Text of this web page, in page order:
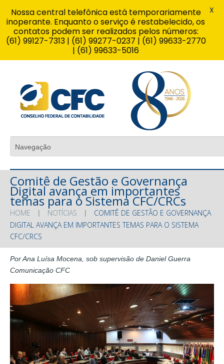
Comitê de Gestão e Governança
Digital avança em importantes
temas para o Sistema CFC/CRCs
HOME NOTÍCIAS
COMITÊ DE GESTÃO E GOVERNANÇA
DIGITAL AVANÇA EM IMPORTANTES TEMAS PARA O SISTEMA
CFC/CRCS
Por Ana Luísa Mocena, sob supervisão de Daniel Guerra
Comunicação CFC
Nossa central telefônica está temporariamente
inoperante. Enquanto o serviço é restabelecido, os
contatos podem ser realizados pelos números:
(61) 99127-7313 | (61) 99277-0237 | (61) 99633-2770
| (61) 99633-5016
X